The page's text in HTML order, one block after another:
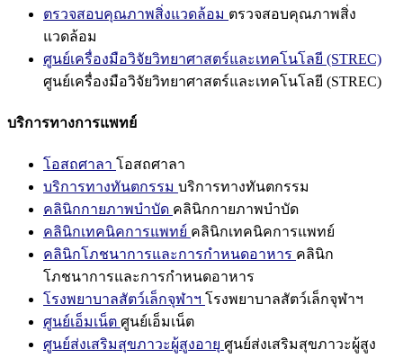
ตรวจสอบคุณภาพสิ่งแวดล้อม ตรวจสอบคุณภาพสิ่ง
แวดล้อม
ศูนย์เครื่องมือวิจัยวิทยาศาสตร์และเทคโนโลยี (STREC)
ศูนย์เครื่องมือวิจัยวิทยาศาสตร์และเทคโนโลยี (STREC)
บริการทางการแพทย์
โอสถศาลา โอสถศาลา
บริการทางทันตกรรม บริการทางทันตกรรม
คลินิกกายภาพบำบัด คลินิกกายภาพบำบัด
คลินิกเทคนิคการแพทย์ คลินิกเทคนิคการแพทย์
คลินิกโภชนาการและการกำหนดอาหาร คลินิก
โภชนาการและการกำหนดอาหาร
โรงพยาบาลสัตว์เล็กจุฬาฯ โรงพยาบาลสัตว์เล็กจุฬาฯ
ศูนย์เอ็มเน็ต ศูนย์เอ็มเน็ต
ศูนย์ส่งเสริมสุขภาวะผู้สูงอายุ ศูนย์ส่งเสริมสุขภาวะผู้สูง